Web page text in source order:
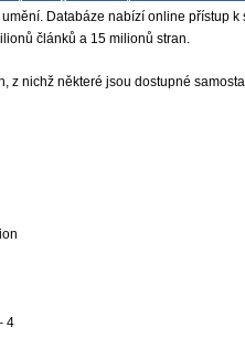
Databáze nabízí online přístup k
článků a 15 milionů stran.
z nichž některé jsou dostupné
4